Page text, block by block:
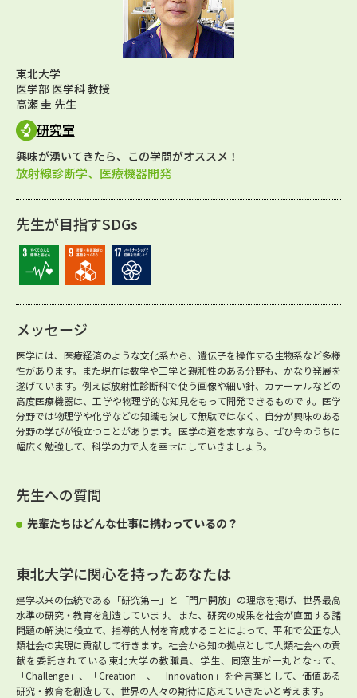
東北大学
医学部 医学科 教授
高瀬 圭 先生
研究室
興味が湧いてきたら、この学問がオススメ！
放射線診断学、医療機器開発
先生が目指すSDGs
メッセージ
医学には、医療経済のような文化系から、遺伝子を操作する生物系など多様
性があります。また現在は数学や工学と親和性のある分野も、かなり発展を
遂げています。例えば放射性診断科で使う画像や細い針、カテーテルなどの
高度医療機器は、工学や物理学的な知見をもって開発できるものです。医学
分野では物理学や化学などの知識も決して無駄ではなく、自分が興味のある
分野の学びが役立つことがあります。医学の道を志すなら、ぜひ今のうちに
幅広く勉強して、科学の力で人を幸せにしていきましょう。
先生への質問
先輩たちはどんな仕事に携わっているの？
東北大学に関心を持ったあなたは
建学以来の伝統である「研究第一」と「門戸開放」の理念を掲げ、世界最高
水準の研究・教育を創造しています。また、研究の成果を社会が直面する諸
問題の解決に役立て、指導的人材を育成することによって、平和で公正な人
類社会の実現に貢献して行きます。社会から知の拠点として人類社会への貢
献を委託されている東北大学の教職員、学生、同窓生が一丸となって、
「Challenge」、「Creation」、「Innovation」を合言葉として、価値ある
研究・教育を創造して、世界の人々の期待に応えていきたいと考えます。